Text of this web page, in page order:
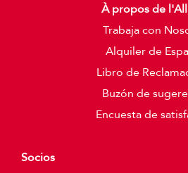
À propos de
Trabaja con
Alquiler de
Libro de
Buzón de
Encuesta de
Socios